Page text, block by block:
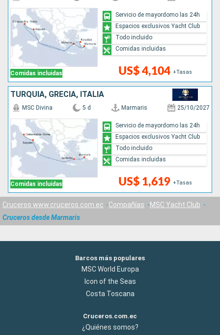
Comidas incluidas US$ 4,104 +Tasas
Servicio de mayordomo las 24h
Espacios exclusivos Yacht Club
Todo incluido
Comidas incluidas
TURQUÍA, GRECIA, ITALIA
Comidas incluidas
MSC Divina 5 d Marmaris 25/10/2027
US$ 1,619 +Tasas
Servicio de mayordomo las 24h
Espacios exclusivos Yacht Club
Todo incluido
Comidas incluidas
Cruceros www.cruceros.com.ec Compañías
MSC Yacht Club
Cruceros desde Marmaris
Barcos más populares
MSC World Europa
Icon of the Seas
Costa Toscana
Cruceros.com.ec
¿Quiénes somos?